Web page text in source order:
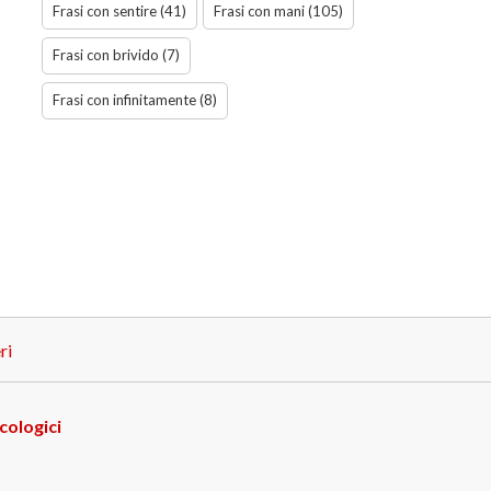
Frasi con sentire (41) Frasi con mani (105)
Frasi con brivido (7)
Frasi con infinitamente (8)